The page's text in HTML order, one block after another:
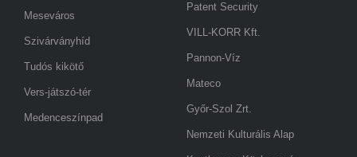
Meseváros
Szivárványhíd
Tudós kikötő
Vers-játszó-tér
Medenceszínpad
Patent Security
VILL-KORR Kft.
Pannon-Víz
Mateco
Győr-Szol Zrt.
Nemzeti Kulturális Alap